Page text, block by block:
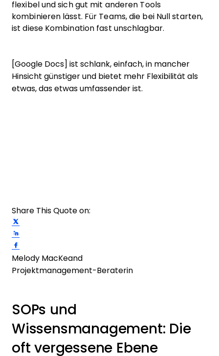
flexibel und sich gut mit anderen Tools
kombinieren lässt. Für Teams, die bei Null starten,
ist diese Kombination fast unschlagbar.
[Google Docs] ist schlank, einfach, in mancher
Hinsicht günstiger und bietet mehr Flexibilität als
etwas, das etwas umfassender ist.
Share This Quote on:
Melody MacKeand
Projektmanagement-Beraterin
SOPs und
Wissensmanagement: Die
oft vergessene Ebene